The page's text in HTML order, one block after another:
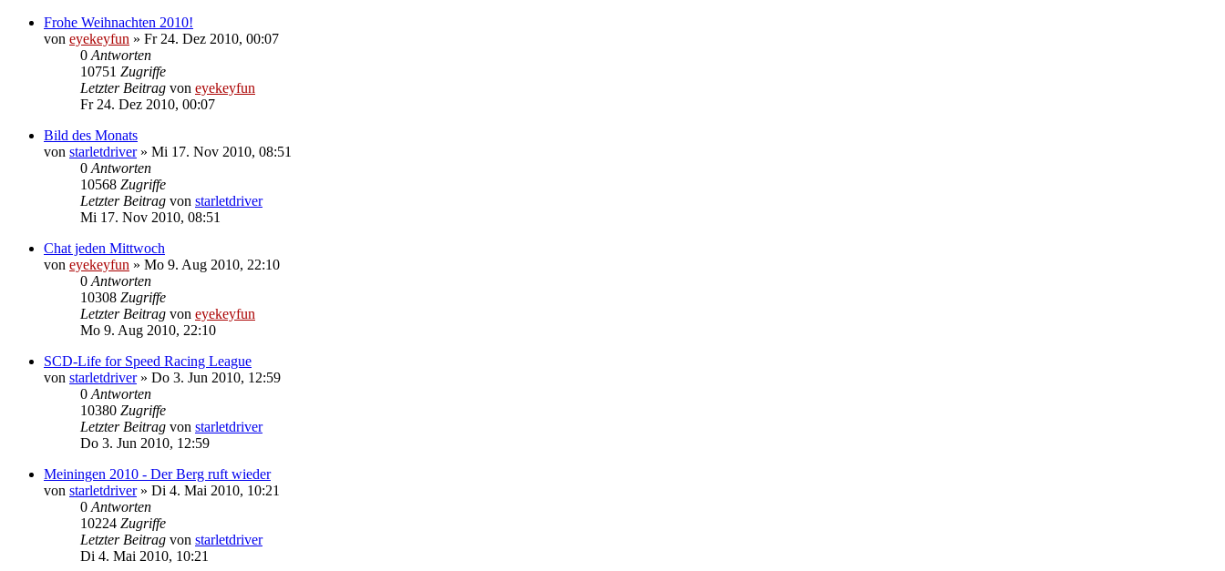
Frohe Weihnachten 2010!
von eyekeyfun » Fr 24. Dez 2010, 00:07
0 Antworten
10751 Zugriffe
Letzter Beitrag von eyekeyfun
Fr 24. Dez 2010, 00:07
Bild des Monats
von starletdriver» Mi 17. Nov 2010, 08:51
0 Antworten
10568 Zugriffe
Letzter Beitrag von starletdriver
Mi 17. Nov 2010, 08:51
Chat jeden Mittwoch
von eyekeyfun » Mo 9. Aug 2010, 22:10
0 Antworten
10308 Zugriffe
Letzter Beitrag von eyekeyfun
Mo 9. Aug 2010, 22:10
SCD-Life for Speed Racing League
von starletdriver» Do 3. Jun 2010, 12:59
0 Antworten
10380 Zugriffe
Letzter Beitrag von starletdriver
Do 3. Jun 2010, 12:59
Meiningen 2010 - Der Berg ruft wieder
von starletdriver» Di 4. Mai 2010, 10:21
0 Antworten
10224 Zugriffe
Letzter Beitrag von starletdriver
Di 4. Mai 2010, 10:21